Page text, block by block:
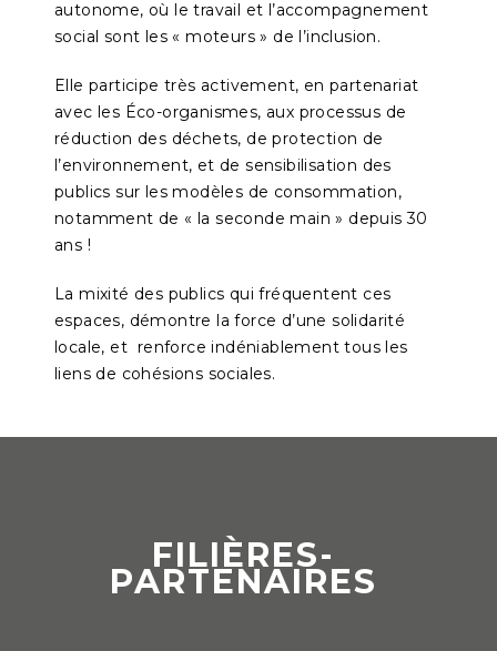
autonome, où le travail et l’accompagnement
social sont les « moteurs » de l’inclusion.
Elle participe très activement, en partenariat
avec les Éco-organismes, aux processus de
réduction des déchets, de protection de
l’environnement, et de sensibilisation des
publics sur les modèles de consommation,
notamment de « la seconde main » depuis 30
ans !
La mixité des publics qui fréquentent ces
espaces, démontre la force d’une solidarité
locale, et renforce indéniablement tous les
liens de cohésions sociales.
FILIÈRES-
PARTENAIRES